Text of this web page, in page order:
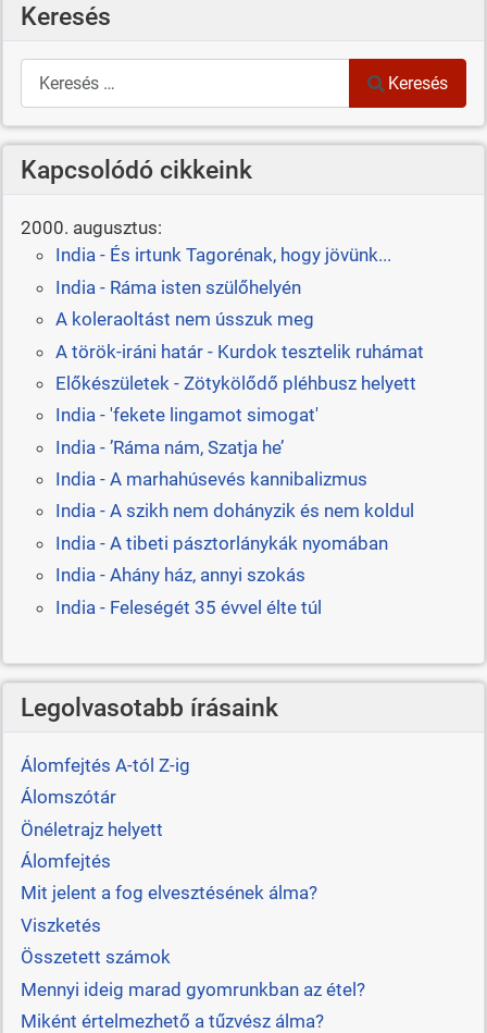
Keresés
Keresés
Keresés
Kapcsolódó cikkeink
2000. augusztus:
India - És irtunk Tagorénak, hogy jövünk...
India - Ráma isten szülőhelyén
A koleraoltást nem ússzuk meg
A török-iráni határ - Kurdok tesztelik ruhámat
Előkészületek - Zötykölődő pléhbusz helyett
India - 'fekete lingamot simogat'
India - ’Ráma nám, Szatja he’
India - A marhahúsevés kannibalizmus
India - A szikh nem dohányzik és nem koldul
India - A tibeti pásztorlánykák nyomában
India - Ahány ház, annyi szokás
India - Feleségét 35 évvel élte túl
Legolvasotabb írásaink
Álomfejtés A-tól Z-ig
Álomszótár
Önéletrajz helyett
Álomfejtés
Mit jelent a fog elvesztésének álma?
Viszketés
Összetett számok
Mennyi ideig marad gyomrunkban az étel?
Miként értelmezhető a tűzvész álma?